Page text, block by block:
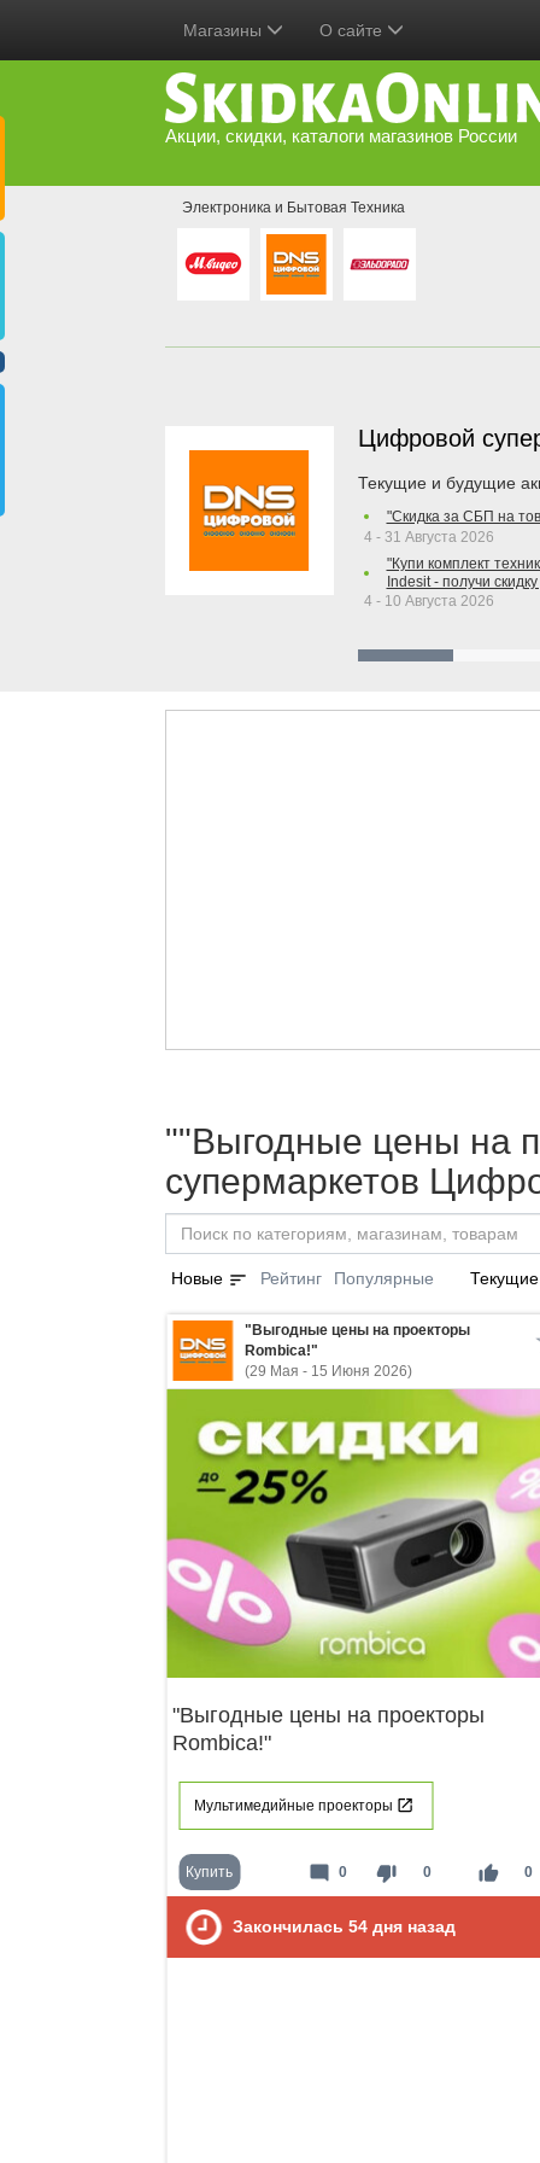
Магазины О сайте
Акции, скидки, каталоги магазинов России
Электроника и Бытовая Техника
Цифровой
Текущие и будущие
"Скидка за СБП на
4 - 31 Августа 2026
"Купи комплект
Indesit - получи
4 - 10 Августа 2026
""Выгодные цены на
супермаркетов
Новые sort Рейтинг Популярные Текущие
"Выгодные цены на проекторы
Rombica!"
(29 Мая - 15 Июня 2026)
"Выгодные цены на проекторы
Rombica!"
Мультимедийные проекторы
Купить thumb_down 0 thumb_up 0
mode_comment 0
Закончилась 54 дня назад